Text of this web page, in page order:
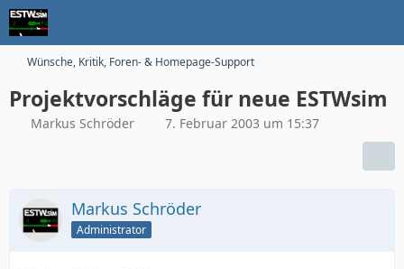
Wünsche, Kritik, Foren- & Homepage-Support
Projektvorschläge für neue ESTWsim
Markus Schröder 7. Februar 2003 um 15:37
Markus Schröder
Administrator